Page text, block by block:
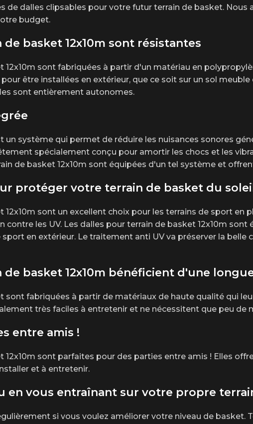
de dalles clipsables pour votre futur terrain de basket.
budget.
basket 12x10m sont résistantes
12x10m sont fabriquées à partir d'un matériau en
être installées en extérieur, que ce soit sur un sol
sont entièrement autonomes.
un système qui permet de réduire les nuisances sonores
spécialement conçu pour amortir les chocs et les
de basket 12x10m sont équipées d'un tel système et
protéger votre terrain de basket du soleil
12x10m sont un excellent choix pour les terrains de sport en
les UV. Les dalles pour terrain de basket 12x10m
en extérieur. Le traitement anti UV va préserver la
basket 12x10m bénéficient d'une
sont fabriquées à partir de matériaux de haute qualité qui
très faciles à entretenir et ne nécessitent que peu de
entre amis !
12x10m sont parfaites pour des parties entre amis ! Elles
et à entretenir.
en vous entraînant sur votre propre
si vous voulez améliorer votre niveau de basket.